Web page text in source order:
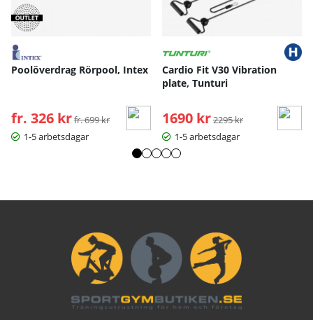
Poolöverdrag Rörpool, Intex
fr. 326 kr Ordinarie pris:
fr. 699 kr
1-5 arbetsdagar
Cardio Fit V30 Vibration
plate, Tunturi
1690 kr Ordinarie pris:
2295 kr
1-5 arbetsdagar